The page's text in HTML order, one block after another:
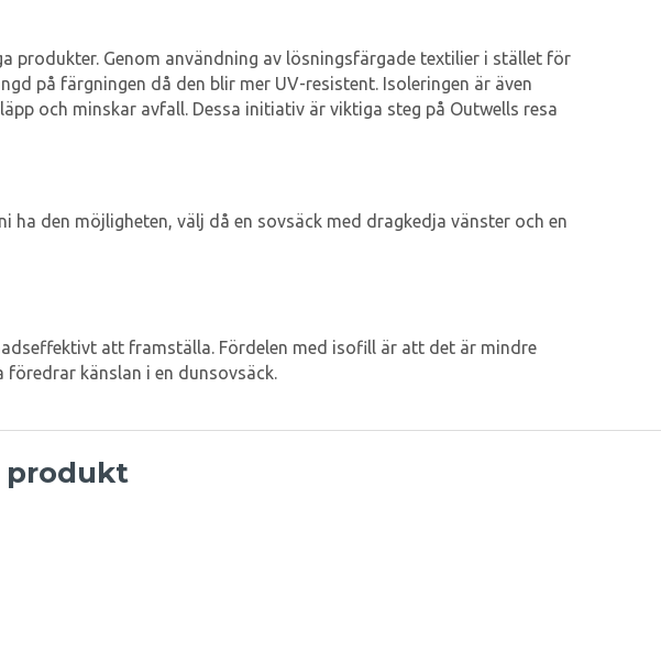
produkter. Genom användning av lösningsfärgade textilier i stället för
på färgningen då den blir mer UV-resistent. Isoleringen är även
och minskar avfall. Dessa initiativ är viktiga steg på Outwells resa
den möjligheten, välj då en sovsäck med dragkedja vänster och en
att framställa. Fördelen med isofill är att det är mindre
känslan i en dunsovsäck.
produkt